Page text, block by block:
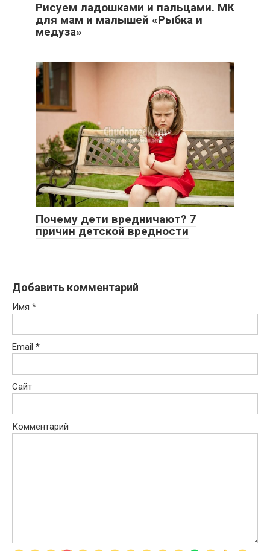
Рисуем ладошками и пальцами. МК
для мам и малышей «Рыбка и
медуза»
Почему дети вредничают? 7
причин детской вредности
Добавить комментарий
Имя *
Email *
Сайт
Комментарий